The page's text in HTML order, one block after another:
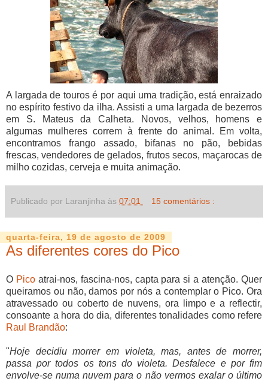
A largada de touros é por aqui uma tradição, está enraizado
no espírito festivo da ilha. Assisti a uma largada de bezerros
em S. Mateus da Calheta. Novos, velhos, homens e
algumas mulheres correm à frente do animal. Em volta,
encontramos frango assado, bifanas no pão, bebidas
frescas, vendedores de gelados, frutos secos, maçarocas de
milho cozidas, cerveja e muita animação.
Publicado por Laranjinha às 07:01 15 comentários :
quarta-feira, 19 de agosto de 2009
As diferentes cores do Pico
O Picoatrai-nos, fascina-nos, capta para si a atenção. Quer
queiramos ou não, damos por nós a contemplar o Pico. Ora
atravessado ou coberto de nuvens, ora limpo e a reflectir,
consoante a hora do dia, diferentes tonalidades como refere
Raul Brandão:
"Hoje decidiu morrer em violeta, mas, antes de morrer,
passa por todos os tons do violeta. Desfalece e por fim
envolve-se numa nuvem para o não vermos exalar o último